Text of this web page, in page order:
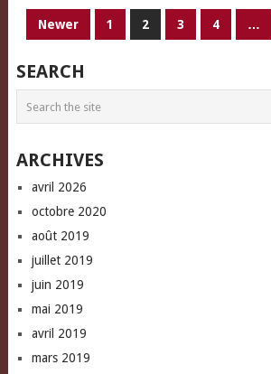
PAGINATION
PUBLICATIONS
Newer 1 2 3 4 …
SEARCH
ARCHIVES
avril 2026
octobre 2020
août 2019
juillet 2019
juin 2019
mai 2019
avril 2019
mars 2019